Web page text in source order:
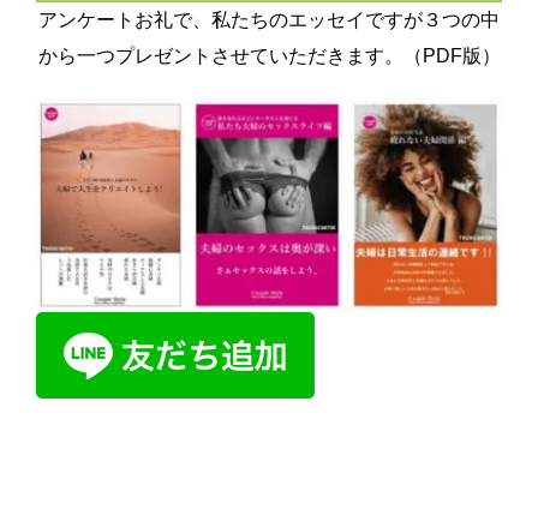
アンケートお礼で、私たちのエッセイですが３つの中
から一つプレゼントさせていただきます。（PDF版）